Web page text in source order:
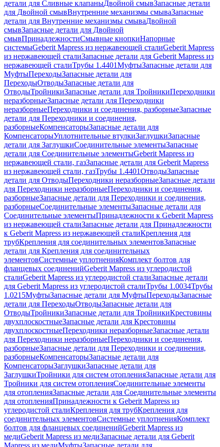
детали для Сливные клапаныДвойной смывЗапасные детали
для Двойной смывВнутренние механизмы смываЗапасные
детали для Внутренние механизмы смываДвойной
смывЗапасные детали для Двойной
смывПринадлежностиСмывные кнопкиНапорные
системыGeberit Mapress из нержавеющей сталиGeberit Mapress
из нержавеющей сталиЗапасные детали для Geberit Mapress из
нержавеющей сталиТрубы 1.4401МуфтыЗапасные детали для
МуфтыПереходыЗапасные детали для
ПереходыОтводыЗапасные детали для
ОтводыТройникиЗапасные детали для ТройникиПереходники
неразборныеЗапасные детали для Переходники
неразборныеПереходники и соединения, разборныеЗапасные
детали для Переходники и соединения,
разборныеКомпенсаторыЗапасные детали для
КомпенсаторыУплотнительные втулкиЗаглушкиЗапасные
детали для ЗаглушкиСоединительные элементыЗапасные
детали для Соединительные элементыGeberit Mapress из
нержавеющей стали, газЗапасные детали для Geberit Mapress
из нержавеющей стали, газТрубы 1.4401ОтводыЗапасные
детали для ОтводыПереходники неразборныеЗапасные детали
для Переходники неразборныеПереходники и соединения,
разборныеЗапасные детали для Переходники и соединения,
разборныеСоединительные элементыЗапасные детали для
Соединительные элементыПринадлежности к Geberit Mapress
из нержавеющей сталиЗапасные детали для Принадлежности
к Geberit Mapress из нержавеющей сталиКрепления для
трубКрепления для соединительных элементовЗапасные
детали для Крепления для соединительных
элементовСистемные уплотненияКомплект болтов для
фланцевых соединенийGeberit Mapress из углеродистой
сталиGeberit Mapress из углеродистой сталиЗапасные детали
для Geberit Mapress из углеродистой сталиТрубы 1.0034Трубы
1.0215МуфтыЗапасные детали для МуфтыПереходыЗапасные
детали для ПереходыОтводыЗапасные детали для
ОтводыТройникиЗапасные детали для ТройникиКрестовины
двухплоскостныеЗапасные детали для Крестовины
двухплоскостныеПереходники неразборныеЗапасные детали
для Переходники неразборныеПереходники и соединения,
разборныеЗапасные детали для Переходники и соединения,
разборныеКомпенсаторыЗапасные детали для
КомпенсаторыЗаглушкиЗапасные детали для
ЗаглушкиТройники для систем отопленияЗапасные детали для
Тройники для систем отопленияСоединительные элементы
для отопленияЗапасные детали для Соединительные элементы
для отопленияПринадлежности к Geberit Mapress из
углеродистой сталиКрепления для трубКрепления для
соединительных элементовСистемные уплотненияКомплект
болтов для фланцевых соединенийGeberit Mapress из
медиGeberit Mapress из медиЗапасные детали для Geberit
Mapress из медиМуфтыЗапасные детали для